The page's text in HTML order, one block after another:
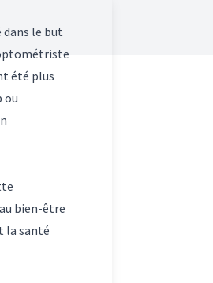
dans le but
été plus
ou
bien-être
la santé